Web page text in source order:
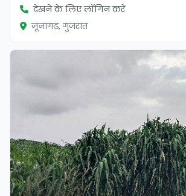
देखने के लिए लॉगिन करें
जूनागढ़, गुजरात